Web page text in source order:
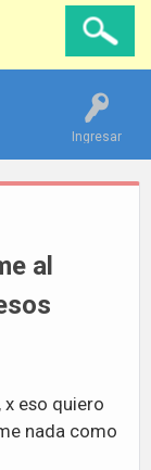
Ingresar
al
eso quiero
nada como